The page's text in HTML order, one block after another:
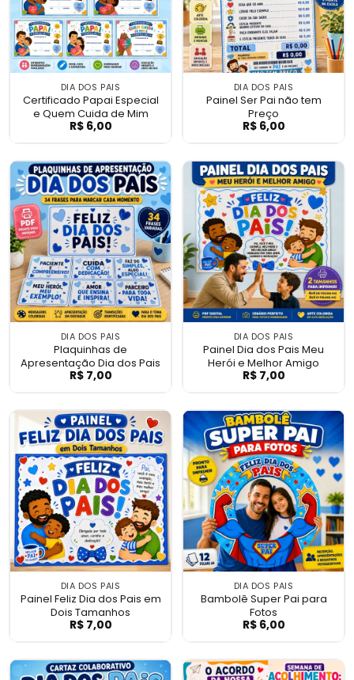
DIA DOS PAIS
Certificado Papai Especial
e Quem Cuida de Mim
Certificado Papai Especial e Quem Cuida
R$6,00
DIA DOS PAIS
Painel Ser Pai não tem
Preço
Painel Ser Pai
R$6,00
DIA DOS PAIS
Plaquinhas de
Apresentação Dia dos Pais
Plaquinhas de Apresentação Dia dos Pais
R$7,00
DIA DOS PAIS
Painel Dia dos Pais Meu
Herói e Melhor Amigo
Painel Dia dos
R$7,00
DIA DOS PAIS
Painel Feliz Dia dos Pais em
Dois Tamanhos
Painel Feliz Dia dos Pais em Dois
R$7,00
DIA DOS PAIS
Bambolê Super Pai para
Fotos
Bambolê Super
R$6,00